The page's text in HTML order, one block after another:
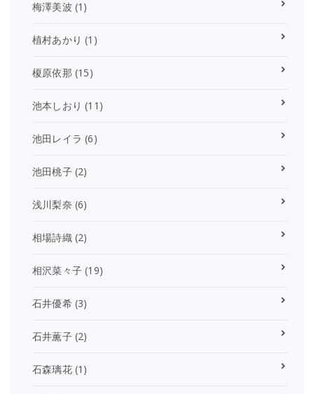
梅澤美波 (1)
植村あかり (1)
榎原依那 (15)
池本しおり (11)
池田レイラ (6)
池田桃子(2)
浅川梨奈 (6)
相場詩織 (2)
相沢菜々子 (19)
石井優希(3)
石井薫子(2)
石森璃花(1)